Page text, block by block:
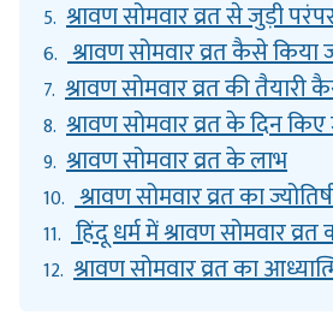
5. श्रावण सोमवार व्रत से जुड़ी
6. श्रावण सोमवार व्रत कैसे किया
7. श्रावण सोमवार व्रत की तैयारी
8. श्रावण सोमवार व्रत के दिन
9. श्रावण सोमवार व्रत के लाभ
10. श्रावण सोमवार व्रत का
11. हिंदू धर्म में श्रावण सोमवार
12. श्रावण सोमवार व्रत का